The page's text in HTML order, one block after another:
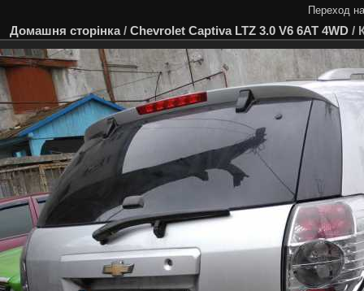
Переход
Домашня сторінка/ Chevrolet Captiva LTZ 3.0 V6 6AT 4WD /